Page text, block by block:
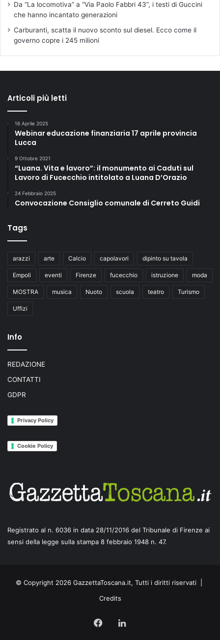
Da “La locomotiva” a “Via Paolo Fabbri 43”, i testi di Guccini
che hanno incantato generazioni
Carburanti, scatta il nuovo sconto sul diesel. Ecco come il
governo copre i 245 milioni
Articoli più letti
16 Aprile 2025
Webinar educazione finanziaria 17 aprile provincia
Lucca
9 Ottobre 2021
“Luana. Vita e lavoro”: il monumento ai Caduti sul
Lavoro di Fucecchio intitolato a Luana D’Orazio
24 Febbraio 2025
Convocazione Consiglio comunale di Cerreto Guidi
Tags
arazzi arte Calcio capolavori dipinto su tavola
Empoli eventi Firenze fucecchio istruzione moda
MOSTRA musica Nuoto scuola teatro Turismo
Uffizi
Info
REDAZIONE
CONTATTI
GDPR
Privacy Policy
Cookie Policy
Registrato al n. 6036 in data 28/11/2016 del Tribunale di Firenze ai
sensi della legge sulla stampa 8 febbraio 1948 n. 47.
© Copyright 2026 GazzettaToscana.it, Tutti i diritti riservati |
Credits
FacebookLinkedIn